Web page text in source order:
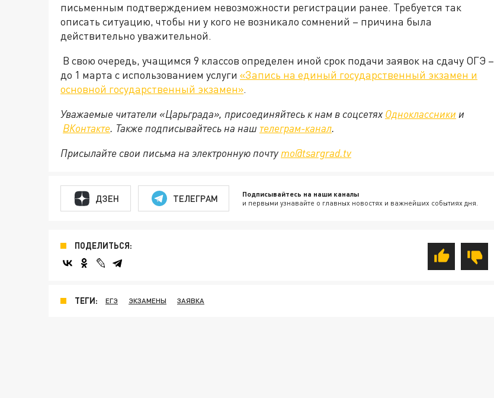
письменным подтверждением невозможности регистрации ранее. Требуется так
описать ситуацию, чтобы ни у кого не возникало сомнений – причина была
действительно уважительной.
В свою очередь, учащимся 9 классов определен иной срок подачи заявок на сдачу ОГЭ –
до 1 марта с использованием услуги «Запись на единый государственный экзамен и
основной государственный экзамен».
Уважаемые читатели «Царьграда», присоединяйтесь к нам в соцсетях Одноклассники и
ВКонтакте. Также подписывайтесь на наш телеграм-канал.
Присылайте свои письма на электронную почту mo@tsargrad.tv
ДЗЕН ТЕЛЕГРАМ Подписывайтесь на наши каналы
и первыми узнавайте о главных новостях и важнейших событиях дня.
ПОДЕЛИТЬСЯ:
ТЕГИ: ЕГЭ ЭКЗАМЕНЫ ЗАЯВКА